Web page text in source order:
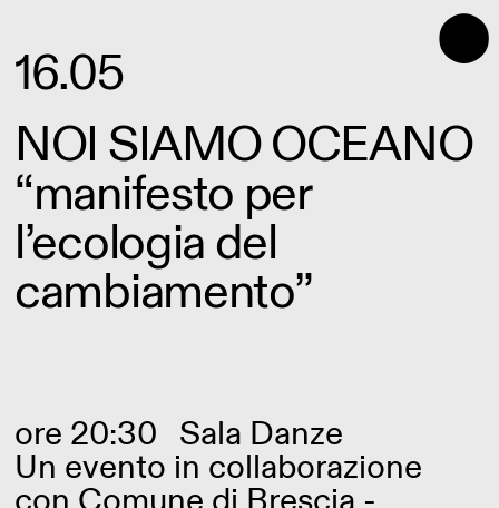
⬤
16.05
NOI SIAMO OCEANO
“manifesto per
l’ecologia del
cambiamento”
ore 20:30 Sala Danze
Un evento in collaborazione